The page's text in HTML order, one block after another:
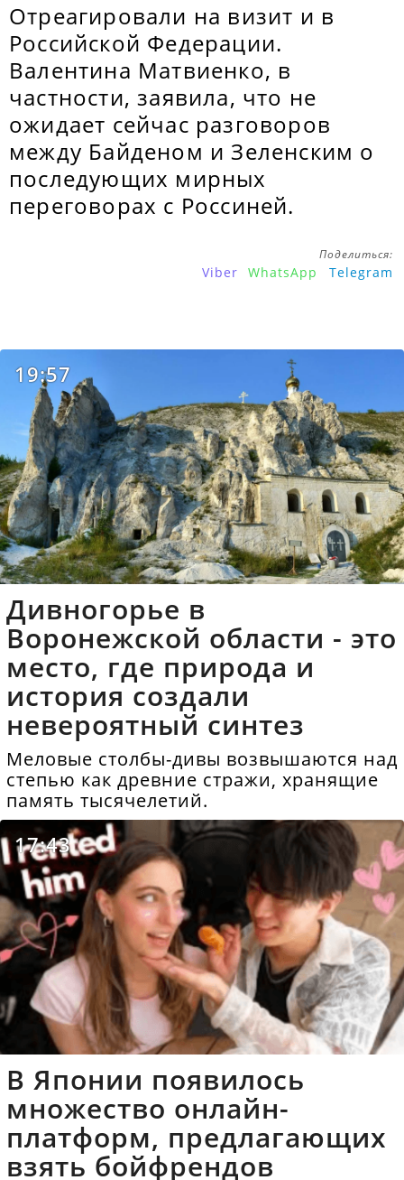
Отреагировали на визит и в
Российской Федерации.
Валентина Матвиенко, в
частности, заявила, что не
ожидает сейчас разговоров
между Байденом и Зеленским о
последующих мирных
переговорах с Россиней.
Поделиться:
Viber WhatsApp Telegram
19:57
Дивногорье в
Воронежской области - это
место, где природа и
история создали
невероятный синтез
Меловые столбы-дивы возвышаются над
степью как древние стражи, хранящие
память тысячелетий.
17:43
В Японии появилось
множество онлайн-
платформ, предлагающих
взять бойфрендов